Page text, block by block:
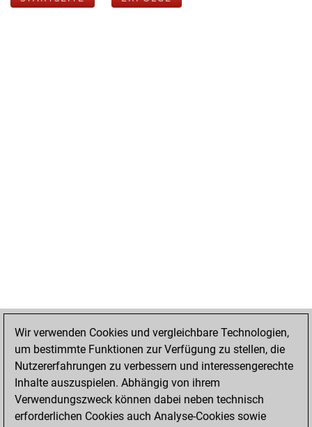
Wir verwenden Cookies und vergleichbare Technologien,
um bestimmte Funktionen zur Verfügung zu stellen, die
Nutzererfahrungen zu verbessern und interessengerechte
Inhalte auszuspielen. Abhängig von ihrem
Verwendungszweck können dabei neben technisch
erforderlichen Cookies auch Analyse-Cookies sowie